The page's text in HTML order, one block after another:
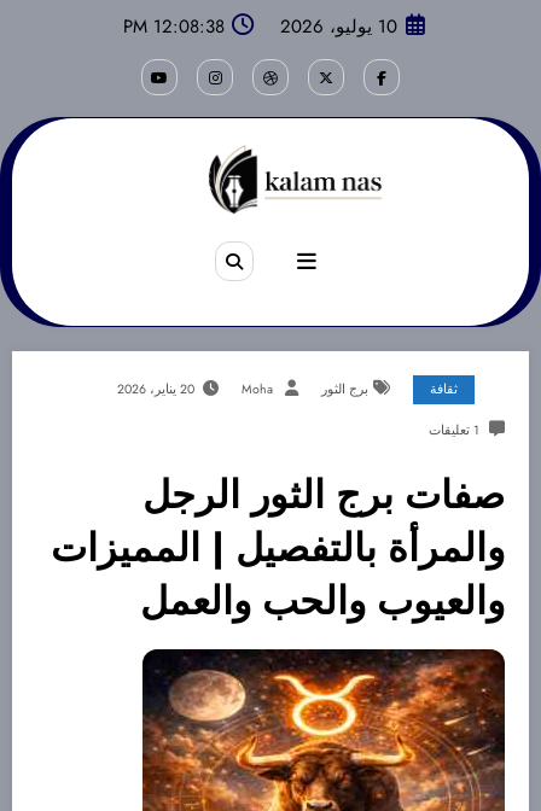
10 يوليو، 2026 12:08:38 PM
ثقافة برج الثور Moha 20 يناير، 2026
1 تعليقات
صفات برج الثور الرجل
والمرأة بالتفصيل | المميزات
والعيوب والحب والعمل